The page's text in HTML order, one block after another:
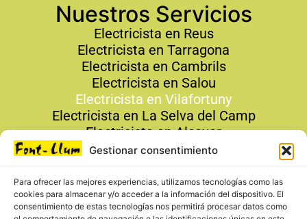
Gestionar consentimiento
Para ofrecer las mejores experiencias, utilizamos tecnologías como las
cookies para almacenar y/o acceder a la información del dispositivo. El
consentimiento de estas tecnologías nos permitirá procesar datos como
Nuestros Servicios
Electricista en Reus
Electricista en Tarragona
Electricista en Cambrils
Electricista en Salou
Electricista en Vilafortuny
Electricista en La Selva del Camp
Electricista en Alcover
679 19 19 24
info@fontllumreus.com